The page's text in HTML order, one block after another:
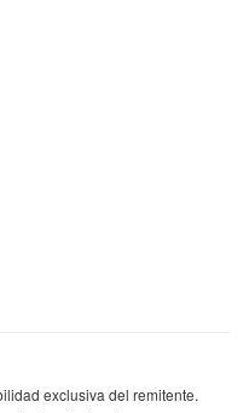
exclusiva del remitente.